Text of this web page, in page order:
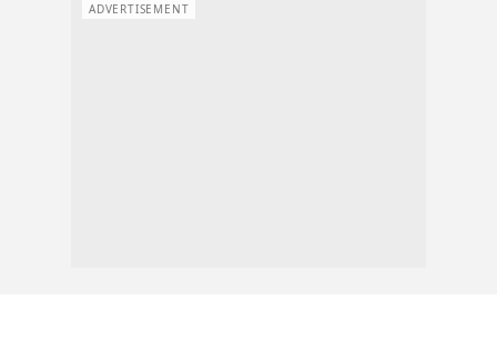
ADVERTISEMENT